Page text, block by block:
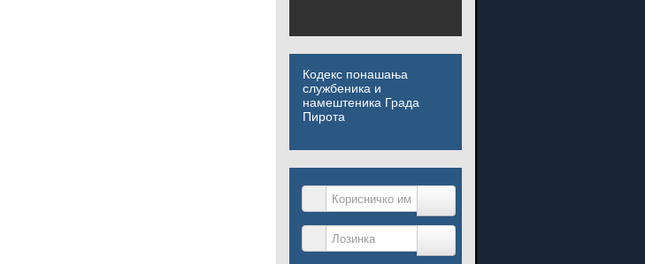
Кодекс понашања
службеника и
намештеника Града
Пирота
Корисничко име
Лозинка